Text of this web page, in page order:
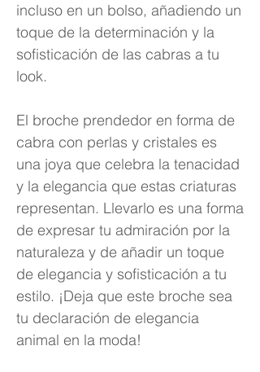
incluso en un bolso, añadiendo un
toque de la determinación y la
sofisticación de las cabras a tu
look.
El broche prendedor en forma de
cabra con perlas y cristales es
una joya que celebra la tenacidad
y la elegancia que estas criaturas
representan. Llevarlo es una forma
de expresar tu admiración por la
naturaleza y de añadir un toque
de elegancia y sofisticación a tu
estilo. ¡Deja que este broche sea
tu declaración de elegancia
animal en la moda!